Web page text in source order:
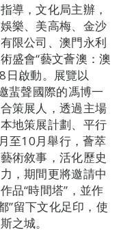
導，文化局主辦，
樂、美高梅、金沙
限公司、澳門永利
盛會“藝文薈澳：澳
日啟動。展覽以
蜚聲國際的馮博一
策展人，透過主場
地策展計劃、平行
至10月舉行，薈萃
術敘事，活化歷史
，期間更將邀請中
品“時間塔”，並作
”留下文化足印，使
之城。